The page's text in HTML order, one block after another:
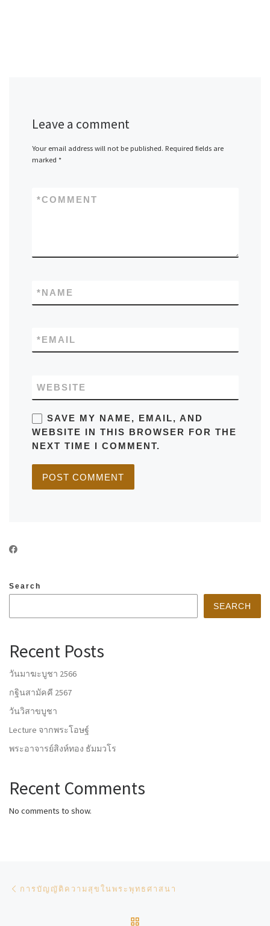
Leave a comment
Your email address will not be published. Required fields are
marked *
COMMENT
*
NAME
*
EMAIL
*
WEBSITE
SAVE MY NAME, EMAIL, AND
WEBSITE IN THIS BROWSER FOR THE
NEXT TIME I COMMENT.
Search
SEARCH
Recent Posts
วันมาฆะบูชา 2566
กฐินสามัคคี 2567
วันวิสาขบูชา
Lecture จากพระโอษฐ์
พระอาจารย์สิงห์ทอง ธัมมวโร
Recent Comments
No comments to show.
Post navigation
การบัญญัติความสุขในพระพุทธศาสนา